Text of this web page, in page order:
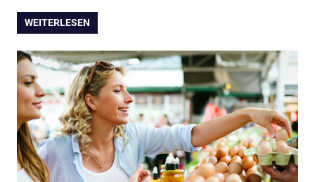
WEITERLESEN